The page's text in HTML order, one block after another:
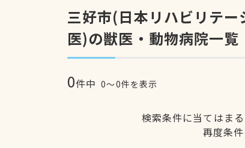
三好市(日本リハビリテ
医)の獣医・動物病院一覧
0件中 0〜0件を表示
検索条件に当てはま
再度条